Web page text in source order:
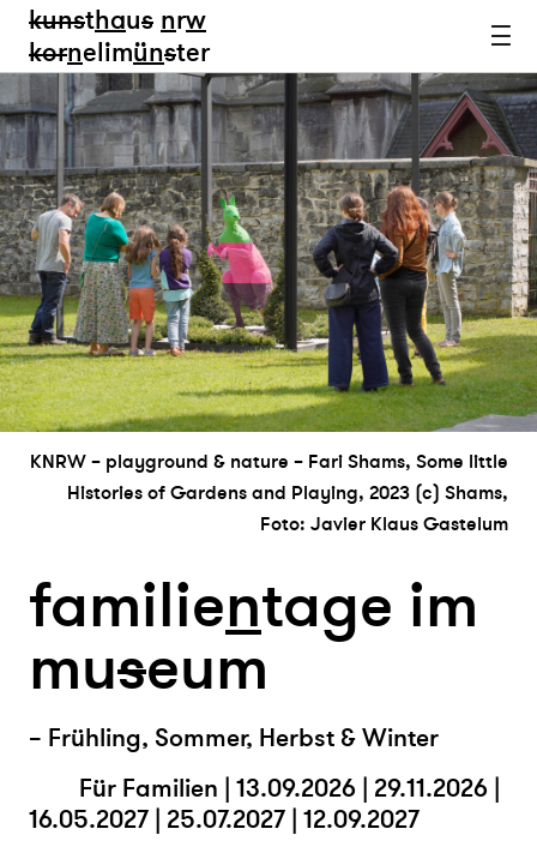
kunsthaus nrw
kornelimünster
KNRW – playground & nature – Fari Shams, Some little
Histories of Gardens and Playing, 2023 (c) Shams,
Foto: Javier Klaus Gastelum
familientage im
museum
– Frühling, Sommer, Herbst & Winter
Für Familien | 13.09.2026 | 29.11.2026 |
16.05.2027 | 25.07.2027 | 12.09.2027